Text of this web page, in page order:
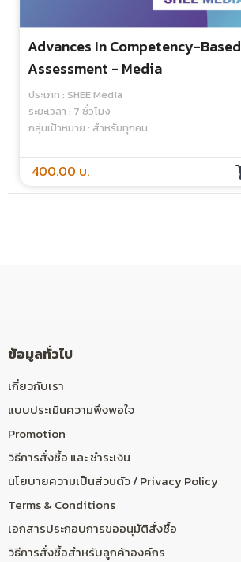
Advances In Competency-Based
Assessment - Media
ประเภท : SHEE Media
ระยะเวลา : 7 ชั่วโมง
กลุ่มเป้าหมาย : สำหรับทุกคน
400.00 บ.
ข้อมูลทั่วไป
เกี่ยวกับเรา
แบบประเมินความพึงพอใจ
Promotion
วิธีการสั่งซื้อ และ ชำระเงิน
นโยบายความเป็นส่วนตัว / Privacy Policy
Terms & Conditions
เอกสารประกอบการขออนุมัติสั่งซื้อ
วิธีการสั่งซื้อสำหรับลูกค้าองค์กร